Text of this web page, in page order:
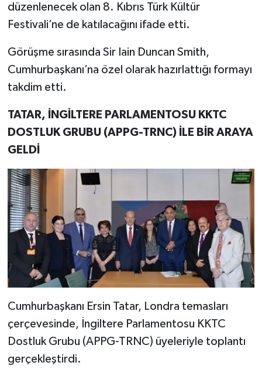
düzenlenecek olan 8. Kıbrıs Türk Kültür
Festivali’ne de katılacağını ifade etti.
Görüşme sırasında Sir Iain Duncan Smith,
Cumhurbaşkanı’na özel olarak hazırlattığı formayı
takdim etti.
TATAR, İNGİLTERE PARLAMENTOSU KKTC
DOSTLUK GRUBU (APPG-TRNC) İLE BİR ARAYA
GELDİ
Cumhurbaşkanı Ersin Tatar, Londra temasları
çerçevesinde, İngiltere Parlamentosu KKTC
Dostluk Grubu (APPG-TRNC) üyeleriyle toplantı
gerçekleştirdi.